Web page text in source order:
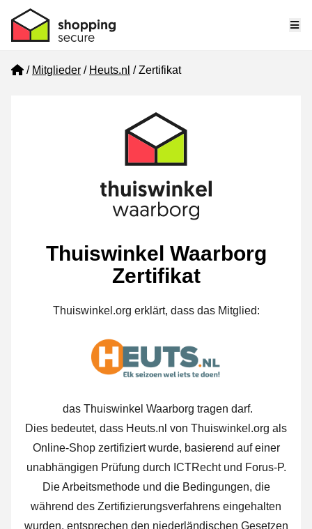
Home
Mitglieder Heuts.nl Zertifikat
Thuiswinkel Waarborg
Zertifikat
Thuiswinkel.org erklärt, dass das Mitglied:
das Thuiswinkel Waarborg tragen darf.
Dies bedeutet, dass Heuts.nl von Thuiswinkel.org als
Online-Shop zertifiziert wurde, basierend auf einer
unabhängigen Prüfung durch ICTRecht und Forus-P.
Die Arbeitsmethode und die Bedingungen, die
während des Zertifizierungsverfahrens eingehalten
wurden, entsprechen den niederländischen Gesetzen